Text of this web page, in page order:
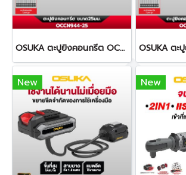
OSUKA ตะปูยิงคอนกรีต OCCN944-25 ทนทานต่อการกัดกร่อน
New New